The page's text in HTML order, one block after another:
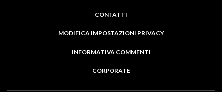
CONTATTI
MODIFICA IMPOSTAZIONI PRIVACY
INFORMATIVA COMMENTI
CORPORATE